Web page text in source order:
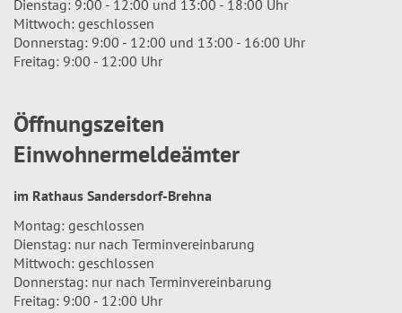
Dienstag: 9:00 - 12:00 und 13:00 - 18:00 Uhr
Mittwoch: geschlossen
Donnerstag: 9:00 - 12:00 und 13:00 - 16:00 Uhr
Freitag: 9:00 - 12:00 Uhr
Öffnungszeiten
Einwohnermeldeämter
im Rathaus Sandersdorf-Brehna
Montag: geschlossen
Dienstag: nur nach Terminvereinbarung
Mittwoch: geschlossen
Donnerstag: nur nach Terminvereinbarung
Freitag: 9:00 - 12:00 Uhr